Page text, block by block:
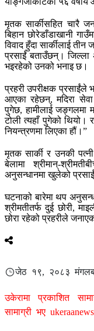
मृतक सार्कीसहित चारै
बिहान छोरेडाँडाखानी
विवाद हुँदा सार्कीलाई तीन
प्रसाईं बताउँछन्।
भइरहेको उनको भनाइ छ।
प्रहरी उपरीक्षक प्रसाईंले
आएका रहेछन्, मदिरा सेवा
पुगेछ, हामीलाई जङ्गलमा
टोली त्यहाँ पुगेको थियो।
नियन्त्रणमा लिएका हौं।”
मृतक सार्की र उनकी
बेलामा श्रीमान्-
अनुसन्धानमा खुलेको
घटनाको बारेमा थप
श्रीमतीतर्फ दुई छोरी,
छोरा रहेको प्रहरीले
जेठ १९, २०८३
उकेरामा प्रकाशित
सामाग्री भए